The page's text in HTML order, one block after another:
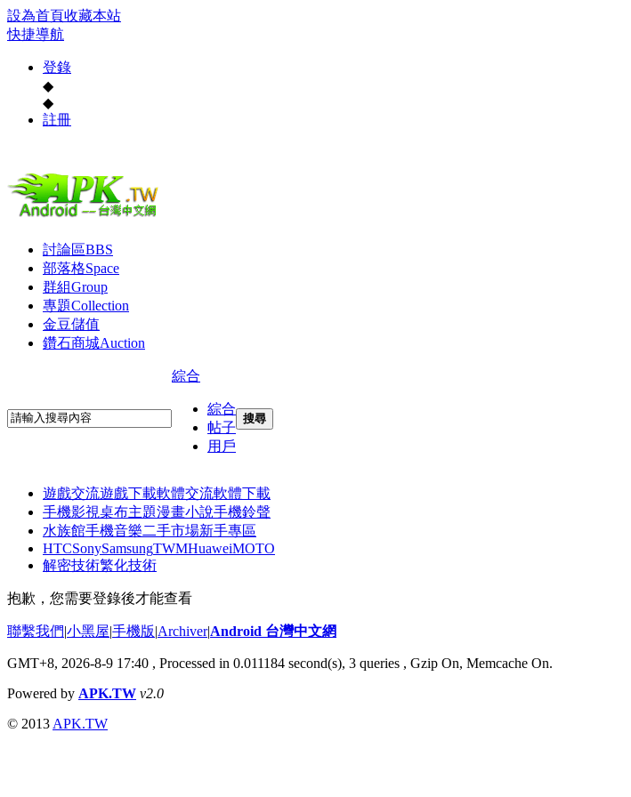
設為首頁收藏本站
快捷導航
登錄
◆
◆
註冊
討論區BBS
部落格Space
群組Group
專題Collection
金豆儲值
鑽石商城Auction
綜合
綜合
帖子
用戶
搜尋
遊戲交流遊戲下載軟體交流軟體下載
手機影視桌布主題漫畫小說手機鈴聲
水族館手機音樂二手市場新手專區
HTCSonySamsungTWMHuaweiMOTO
解密技術繁化技術
抱歉，您需要登錄後才能查看
聯繫我們|小黑屋|手機版|Archiver|Android 台灣中文網
GMT+8, 2026-8-9 17:40 , Processed in 0.011184 second(s), 3 queries , Gzip On, Memcache On.
Powered by APK.TW v2.0
© 2013 APK.TW